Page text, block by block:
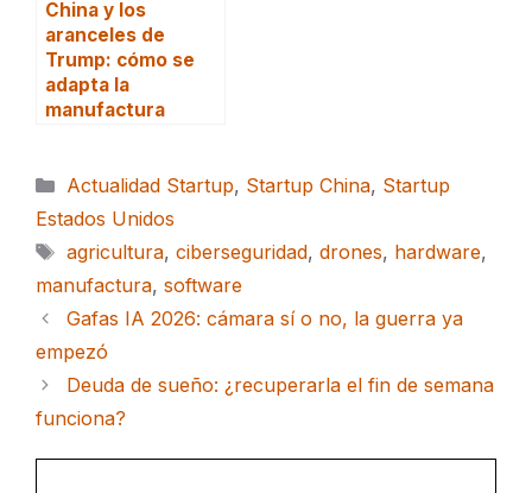
China y los
aranceles de
Trump: cómo se
adapta la
manufactura
Categorías
Actualidad Startup, Startup China, Startup
Estados Unidos
Etiquetas
agricultura, ciberseguridad, drones, hardware,
manufactura, software
Gafas IA 2026: cámara sí o no, la guerra ya
empezó
Deuda de sueño: ¿recuperarla el fin de semana
funciona?